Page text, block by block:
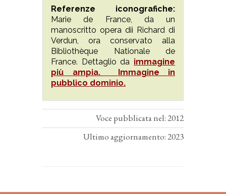
Referenze iconografiche:
Marie de France, da un
manoscritto opera dii Richard di
Verdun, ora conservato alla
Bibliothèque Nationale de
France. Dettaglio da immagine
più ampia.
Immagine in
pubblico dominio.
Voce pubblicata nel: 2012
Ultimo aggiornamento: 2023